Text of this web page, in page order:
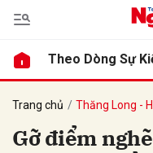
Theo Dòng Sự
Trang chủ Thăng Long -
Gỡ điểm
luận